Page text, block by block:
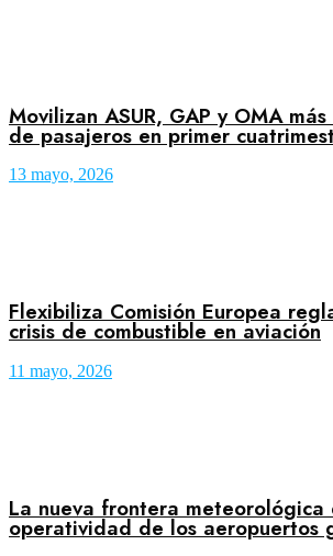
Movilizan ASUR, GAP y OMA
de pasajeros en primer
13 mayo, 2026
Flexibiliza Comisión Europea
crisis de combustible en aviación
11 mayo, 2026
La nueva frontera meteorológica
operatividad de los aeropuertos